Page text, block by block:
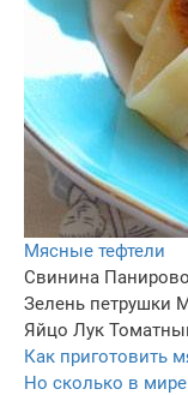
Мясные тефтели
Свинина
Зелень петрушки
Яйцо Лук
Как приготовить
Но сколько в